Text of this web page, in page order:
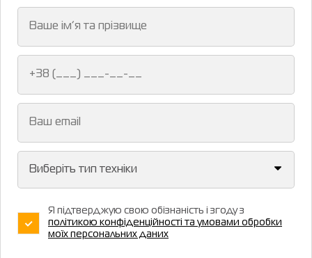
Я підтверджую свою обізнаність і згоду з
політикою конфіденційності та умовами обробки
моїх персональних даних